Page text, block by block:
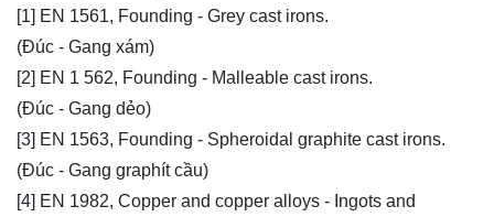
[1] EN 1561, Founding - Grey cast irons.
(Đúc - Gang xám)
[2] EN 1 562, Founding - Malleable cast irons.
(Đúc - Gang dẻo)
[3] EN 1563, Founding - Spheroidal graphite cast irons.
(Đúc - Gang graphít cầu)
[4] EN 1982, Copper and copper alloys - Ingots and